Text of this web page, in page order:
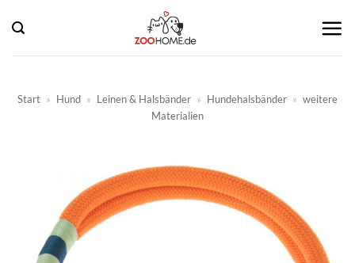
Inhalt
springen
Start » Hund » Leinen & Halsbänder » Hundehalsbänder » weitere
Materialien